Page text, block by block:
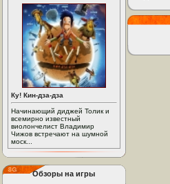
Ку! Кин-дза-дза
Начинающий диджей Толик и
всемирно известный
виолончелист Владимир
Чижов встречают на шумной
моск...
Обзоры на игры